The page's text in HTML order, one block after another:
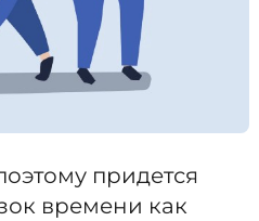
придется
времени как